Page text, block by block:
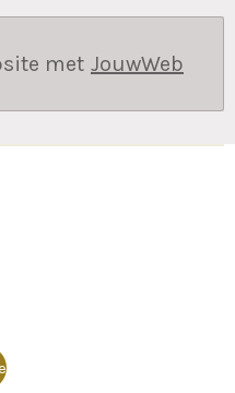
met JouwWeb